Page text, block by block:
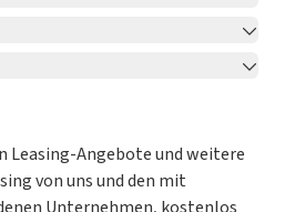
Leasing-Angebote und weitere
von uns und den mit